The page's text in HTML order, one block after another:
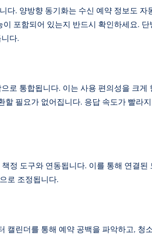
다. 양방향 동기화는 수신 예약 정보도 자
포함되어 있는지 반드시 확인하세요.
다.
로 통합됩니다. 이는 사용 편의성을 크게
필요가 없어집니다. 응답 속도가 빨라
정 도구와 연동됩니다. 이를 통해 연결된
로 조정됩니다.
캘린더를 통해 예약 공백을 파악하고, 청